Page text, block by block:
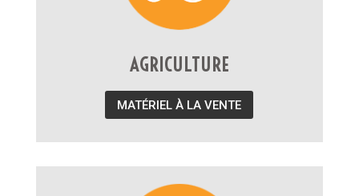
AGRICULTURE
MATÉRIEL À LA VENTE